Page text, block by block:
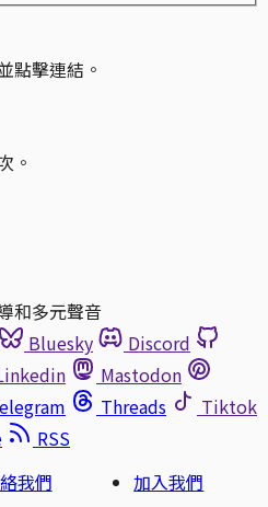
點擊連結。
。
和多元聲音
Bluesky
Discord
Mastodon
Threads
Tiktok
RSS
我們
加入我們